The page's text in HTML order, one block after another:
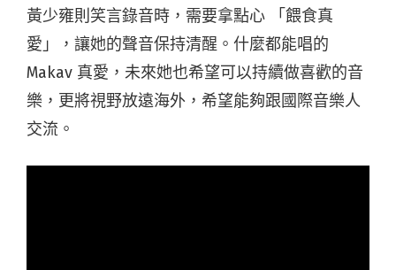
黃少雍則笑言錄音時，需要拿點心 「餵食真
愛」，讓她的聲音保持清醒。什麼都能唱的
Makav 真愛，未來她也希望可以持續做喜歡的音
樂，更將視野放遠海外，希望能夠跟國際音樂人
交流。